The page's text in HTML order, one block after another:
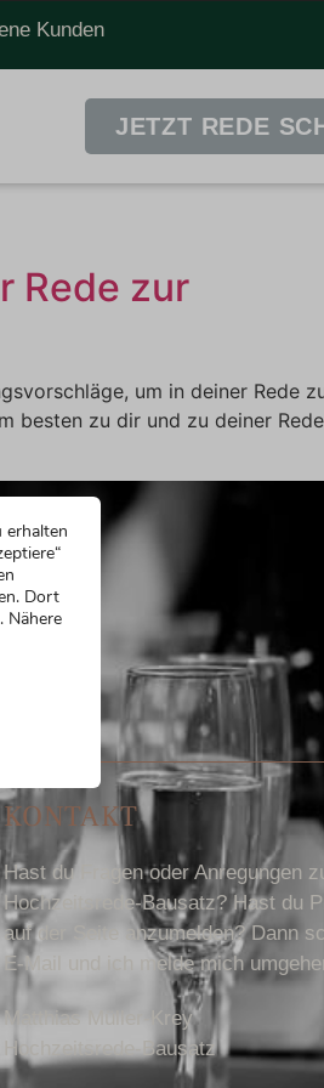
Kunden
JETZT REDE
Rede zur
um in deiner Rede
besten zu dir und zu deiner
KONTAKT
Hast du Fragen oder Anregungen
Hochzeitsrede-Bausatz? Hast du
auf der Seite anzumelden? Dann
E-Mail und ich melde mich
Matthias Müller-Krey
Hochzeitsrede-Bausatz
Dort
Nähere